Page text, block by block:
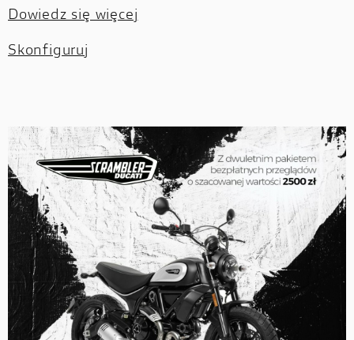
Dowiedz się więcej
Skonfiguruj